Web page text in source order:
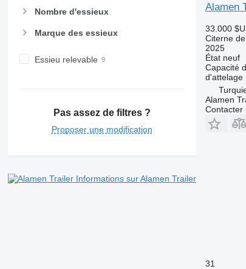
Nombre d'essieux
Marque des essieux
Essieu relevable
Pas assez de filtres ?
Proposer une modification
Informations sur Alamen Trailer
Alamen
33.000
Citerne
2025
Étatneuf
Capacité
d'attelage
Alamen
Contacter
31